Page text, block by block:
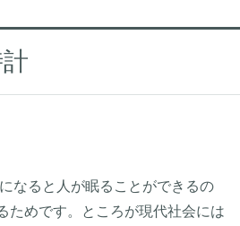
なると人が眠ることができるの
ためです。ところが現代社会には